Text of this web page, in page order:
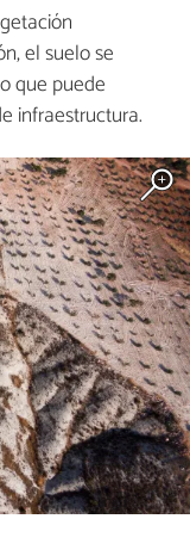
el suelo se
que puede
infraestructura.